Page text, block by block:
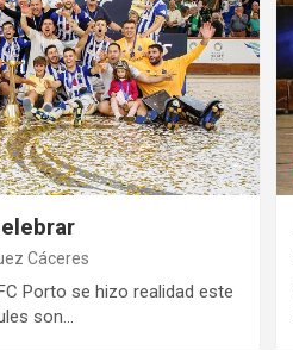
Cáceres
Porto se hizo realidad este
son…